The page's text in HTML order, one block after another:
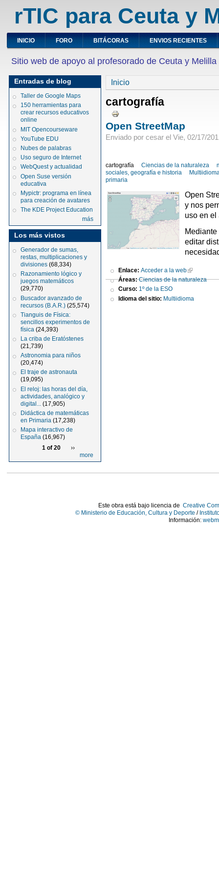
rTIC para Ceuta y
INICIO FORO BITÁCORAS ENVIOS RECIENTES
Sitio web de apoyo al profesorado de Ceuta y Melilla
Entradas de blog
Taller de Google Maps
150 herramientas para
crear recursos educativos
online
MIT Opencourseware
YouTube EDU
Nubes de palabras
Uso seguro de Internet
WebQuest y actualidad
Open Suse versión
educativa
Mypictr: programa en línea
para creación de avatares
The KDE Project Education
más
Los más vistos
Generador de sumas,
restas, multiplicaciones y
divisiones (68,334)
Razonamiento lógico y
juegos matemáticos
(29,770)
Buscador avanzado de
recursos (B.A.R.) (25,574)
Tianguis de Física:
sencillos experimentos de
física (24,393)
La criba de Eratóstenes
(21,739)
Astronomia para niños
(20,474)
El traje de astronauta
(19,095)
El reloj: las horas del día,
actividades, analógico y
digital...
(17,905)
Didáctica de matemáticas
en Primaria (17,238)
Mapa interactivo de
España (16,967)
1 of 20
››
more
Inicio
cartografía
Open StreetMap
Enviado por cesar el Vie, 02/17/
cartografía Ciencias de la naturaleza
sociales, geografía e historia
primaria
Open
y nos
uso en el
editar
Enlace:Acceder a la web
Áreas:Ciencias de la naturaleza
Curso: 1º de la ESO
Idioma del sitio: Multiidioma
Este obra está bajo licencia de Creative
© Ministerio de Educación, Cultura y Deporte /
Información: